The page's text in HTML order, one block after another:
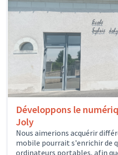
Développons le
Joly
Nous aimerions acquérir
mobile pourrait s'enrichir de
ordinateurs portables, afin